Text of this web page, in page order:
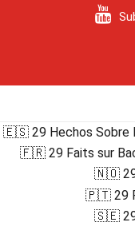
🇪🇸 29 Hechos Sobre
🇫🇷 29 Faits sur
🇳🇴 29
🇵🇹 29
🇸🇪 29